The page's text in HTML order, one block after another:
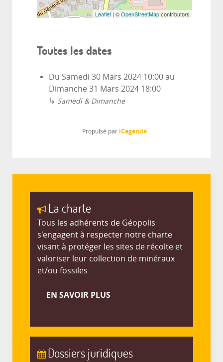
Leaflet | ©OpenStreetMapcontributors
Toutes les dates
Du Samedi 30 Mars 2024 10:00 au
Dimanche 31 Mars 2024 18:00
↳ Samedi & Dimanche
Propulsé par iCagenda
La charte
Tous les adhérents de Géopolis
s'engagent à respecter notre charte
visant à protéger les sites de récolte et
valoriser leur collection de minéraux
et/ou fossiles
EN SAVOIR PLUS
Dossiers juridiques